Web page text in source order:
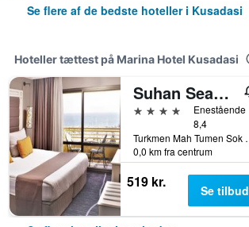
Se flere af de bedste hoteller i Kusadasi
Hoteller tættest på Marina Hotel Kusadasi
Suhan Seaport Hotel
4 stjerner
Enestående
8,4
Turkmen
0,0 km fra centrum
519 kr. Se tilbud